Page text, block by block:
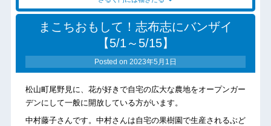
まこちおもして！志布志にバンザイ
【5/1～5/15】
Posted on 2023年5月1日
松山町尾野見に、花が好きで自宅の広大な農地をオープンガー
デンにして一般に開放している方がいます。
中村藤子さんです。中村さんは自宅の果樹園で生産されるぶど